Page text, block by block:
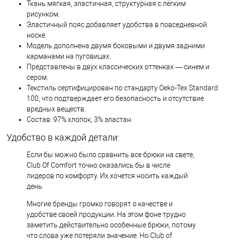
Ткань мягкая, эластичная, структурная с лёгким
рисунком.
Эластичный пояс добавляет удобства в повседневной
носке.
Модель дополнена двумя боковыми и двумя задними
карманами на пуговицах.
Представлены в двух классических оттенках — синем и
сером.
Текстиль сертифицирован по стандарту Oeko-Tex Standard
100, что подтверждает его безопасность и отсутствие
вредных веществ.
Состав: 97% хлопок, 3% эластан.
Удобство в каждой детали:
Если бы можно было сравнить все брюки на свете,
Club Of Comfort точно оказались бы в числе
лидеров по комфорту. Их хочется носить каждый
день.
Многие бренды громко говорят о качестве и
удобстве своей продукции. На этом фоне трудно
заметить действительно особенные брюки, потому
что слова уже потеряли значение. Но Club of